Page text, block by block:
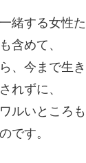
緒する女性た
含めて、
、今まで生き
れずに、
ルいところ
です。